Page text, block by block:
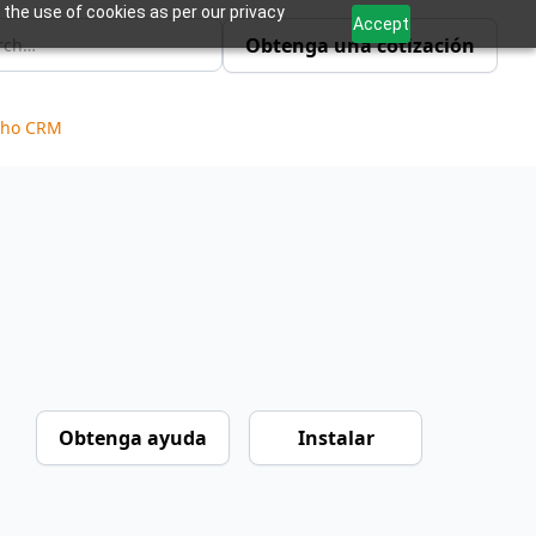
use of cookies as per our privacy
Accept
Obtenga una cotización
CRM
Obtenga ayuda Instalar